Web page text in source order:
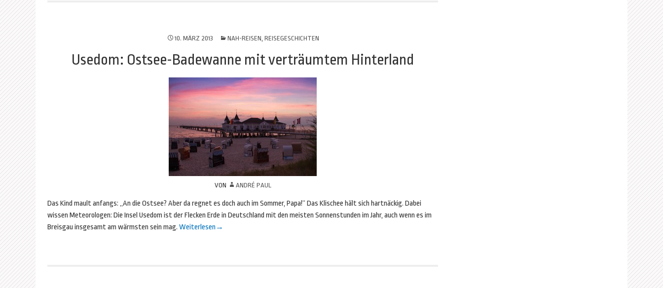
10. MÄRZ 2013 NAH-REISEN, REISEGESCHICHTEN
Usedom: Ostsee-Badewanne mit verträumtem Hinterland
VON ANDRÉ PAUL
Das Kind mault anfangs: „An die Ostsee? Aber da regnet es doch auch im Sommer, Papa!“ Das Klischee hält sich hartnäckig. Dabei
wissen Meteorologen: Die Insel Usedom ist der Flecken Erde in Deutschland mit den meisten Sonnenstunden im Jahr, auch wenn es im
Breisgau insgesamt am wärmsten sein mag. Weiterlesen →